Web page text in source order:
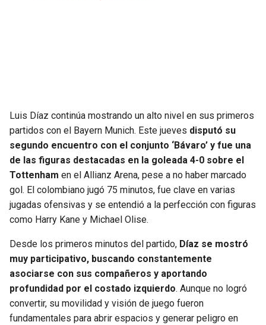
EAGLES
COMMANDERS
CARDINALS
49ERS
SEAHAWKS
BEARS
SUNS
KINGS
MAVERICKS
ROCKETS
GRIZZLIES
PELICANS
SPURS
Luis Díaz continúa mostrando un alto nivel en sus primeros
partidos con el Bayern Munich. Este jueves disputó su
segundo encuentro con el conjunto ‘Bávaro’ y fue una
de las figuras destacadas en la goleada 4-0 sobre el
Tottenham en el Allianz Arena, pese a no haber marcado
gol. El colombiano jugó 75 minutos, fue clave en varias
jugadas ofensivas y se entendió a la perfección con figuras
como Harry Kane y Michael Olise.
Desde los primeros minutos del partido, Díaz se mostró
muy participativo, buscando constantemente
asociarse con sus compañeros y aportando
profundidad por el costado izquierdo. Aunque no logró
convertir, su movilidad y visión de juego fueron
fundamentales para abrir espacios y generar peligro en